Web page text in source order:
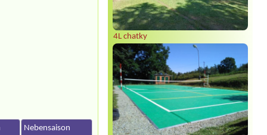
4L chatky
Nebensaison